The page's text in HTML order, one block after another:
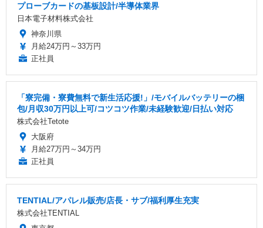
プローブカードの基板設計/半導体業界
日本電子材料株式会社
神奈川県
月給24万円～33万円
正社員
「寮完備・寮費無料で新生活応援!」/モバイルバッテリーの梱
包/月収30万円以上可/コツコツ作業/未経験歓迎/日払い対応
株式会社Tetote
大阪府
月給27万円～34万円
正社員
TENTIAL/アパレル販売/店長・サブ/福利厚生充実
株式会社TENTIAL